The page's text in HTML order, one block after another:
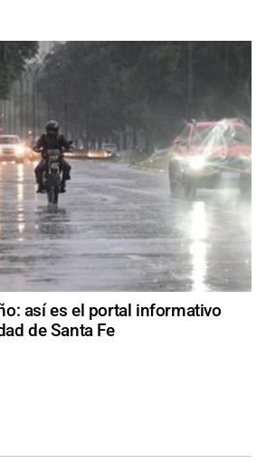
así es el portal informativo
de Santa Fe